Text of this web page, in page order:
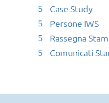
Case Study
Persone IWS
Rassegna
Comunicati